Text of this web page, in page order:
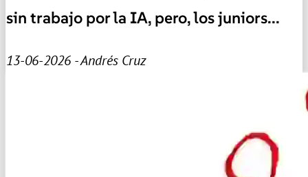
sin trabajo por la IA, pero, los juniors...
13-06-2026 - Andrés Cruz